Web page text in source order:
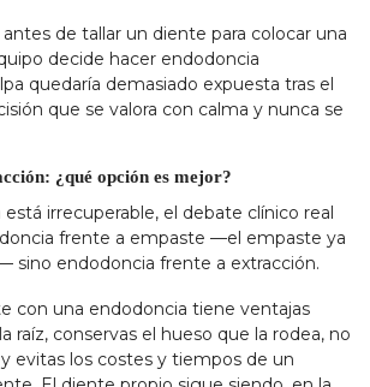
antes de tallar un diente para colocar una
decide hacer endodoncia
quedaría demasiado expuesta tras el
que se valora con calma y nunca se
¿qué opción es mejor?
irrecuperable, el debate clínico real
frente a empaste —el empaste ya
sino endodoncia frente a extracción.
con una endodoncia tiene ventajas
raíz, conservas el hueso que la rodea, no
evitas los costes y tiempos de un